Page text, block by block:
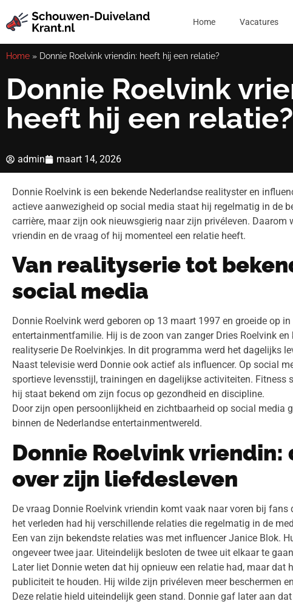
Home Vacatures
Home » Donnie Roelvink vriendin: heeft hij een relatie?
Donnie Roelvink
heeft hij een relatie?
admin maart 14, 2026
Donnie Roelvink is een bekende Nederlandse realityster en
actieve aanwezigheid op social media staat hij regelmatig in de
carrière, maar zijn ook nieuwsgierig naar zijn privéleven.
vriendin en de vraag of hij momenteel een relatie heeft.
Van realityserie tot
social media
Donnie Roelvink werd geboren op 13 maart 1997 en groeide op
entertainmentfamilie. Hij is de zoon van zanger Dries Roelvink
realityserie De Roelvinkjes. In dit programma werd het dagelijks
Naast televisie werd Donnie ook actief als influencer. Op social
sportieve levensstijl, trainingen en dagelijkse activiteiten. Fitness
hij staat bekend om zijn focus op gezondheid en discipline.
Door zijn open persoonlijkheid en zichtbaarheid op social media
binnen de Nederlandse entertainmentwereld.
Donnie Roelvink vriendin:
over zijn liefdesleven
De vraag Donnie Roelvink vriendin komt vaak naar voren bij
het verleden had hij verschillende relaties die regelmatig in de
Een van zijn bekendste relaties was met influencer Janice Blok.
ongeveer twee jaar. Uiteindelijk besloten de twee uit elkaar te
Later liet Donnie weten dat hij opnieuw een relatie had, maar dat
publiciteit te houden. Hij wilde zijn privéleven meer beschermen
Deze relatie hield uiteindelijk geen stand. Donnie gaf later aan